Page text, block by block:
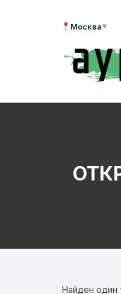
Москва▼
Найден один